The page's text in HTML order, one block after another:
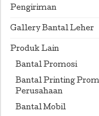
Pengiriman
Gallery Bantal Leher
Produk Lain
Bantal Promosi
Bantal Printing
Perusahaan
Bantal Mobil